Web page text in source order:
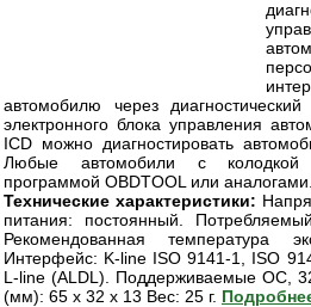
автомобилю через
электронного блока управления
ICD можно диагностировать
Любые автомобили с колодкой
программой OBDTOOL или аналогами.
Технические характеристики:
питания: постоянный.
Рекомендованная температура
Интерфейс: K-line ISO 9141-1, ISO
L-line (ALDL). Поддерживаемые ОС,
(мм): 65 х 32 х 13 Вес: 25 г.